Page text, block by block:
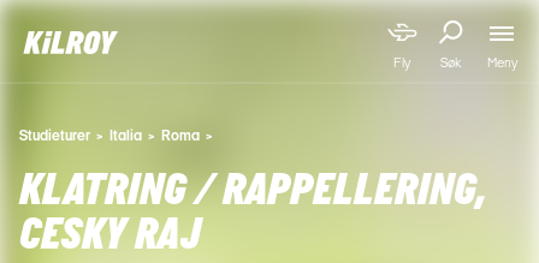
Fly Søk Meny
Studieturer Italia Roma
KLATRING / RAPPELLERING,
CESKY RAJ